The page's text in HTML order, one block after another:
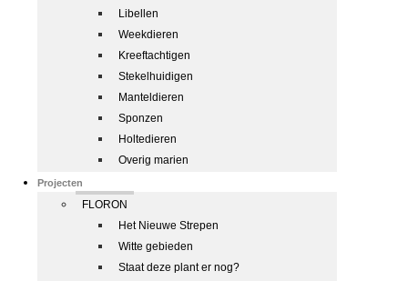
Libellen
Weekdieren
Kreeftachtigen
Stekelhuidigen
Manteldieren
Sponzen
Holtedieren
Overig marien
Projecten
FLORON
Het Nieuwe Strepen
Witte gebieden
Staat deze plant er nog?